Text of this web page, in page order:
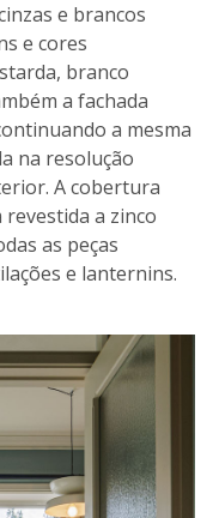
e brancos
e cores
branco
a fachada
a mesma
na resolução
A cobertura
a zinco
as peças
e lanternins.